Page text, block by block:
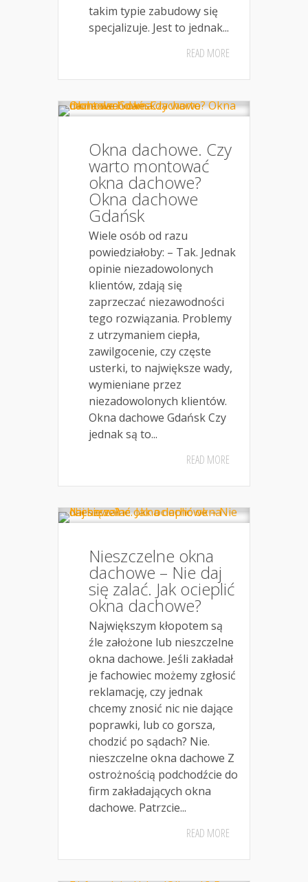
takim typie zabudowy się
specjalizuje. Jest to jednak...
READ MORE
Okna dachowe. Czy
warto montować
okna dachowe?
Okna dachowe
Gdańsk
Wiele osób od razu
powiedziałoby: – Tak. Jednak
opinie niezadowolonych
klientów, zdają się
zaprzeczać niezawodności
tego rozwiązania. Problemy
z utrzymaniem ciepła,
zawilgocenie, czy częste
usterki, to największe wady,
wymieniane przez
niezadowolonych klientów.
Okna dachowe Gdańsk Czy
jednak są to...
READ MORE
Nieszczelne okna
dachowe – Nie daj
się zalać. Jak ocieplić
okna dachowe?
Największym kłopotem są
źle założone lub nieszczelne
okna dachowe. Jeśli zakładał
je fachowiec możemy zgłosić
reklamację, czy jednak
chcemy znosić nic nie dające
poprawki, lub co gorsza,
chodzić po sądach? Nie.
nieszczelne okna dachowe Z
ostrożnością podchodźcie do
firm zakładających okna
dachowe. Patrzcie...
READ MORE